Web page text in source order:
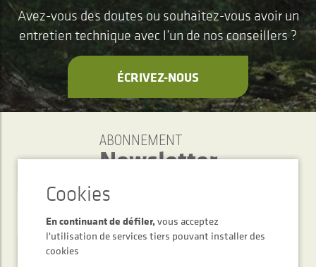
Avez-vous des doutes ou souhaitez-vous avoir un
entretien technique avec l’un de nos conseillers ?
ÉCRIVEZ-NOUS
ABONNEMENT
Newsletter
En continuant de défiler,vous acceptez
l'utilisation de services tiers pouvant installer des
cookies